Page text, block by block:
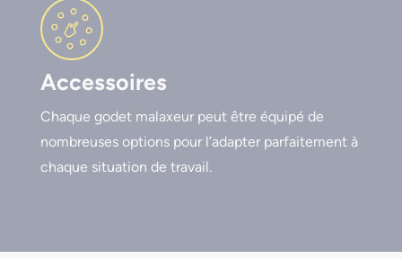
Accessoires
Chaque godet malaxeur peut être équipé de
nombreuses options pour l’adapter parfaitement à
chaque situation de travail.